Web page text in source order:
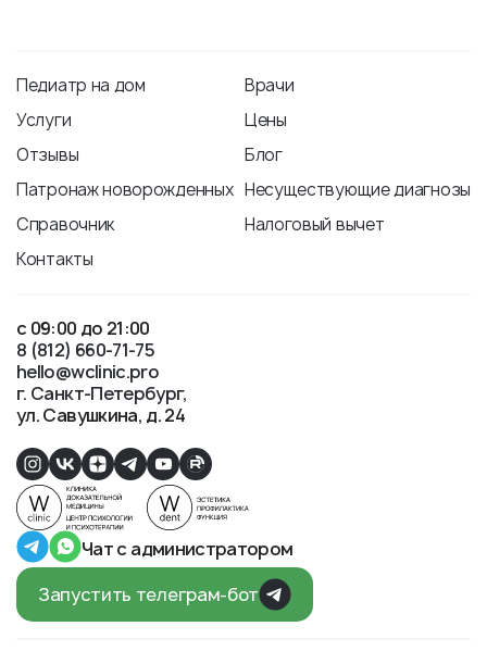
Педиатр на дом
Врачи
Услуги
Цены
Отзывы
Блог
Патронаж новорожденных Несуществующие диагнозы
Справочник
Налоговый вычет
Контакты
с 09:00 до 21:00
8 (812) 660-71-75
hello@wclinic.pro
г. Санкт-Петербург
ул. Савушкина, д. 24
Чат с администратором
Запустить телеграм-бот